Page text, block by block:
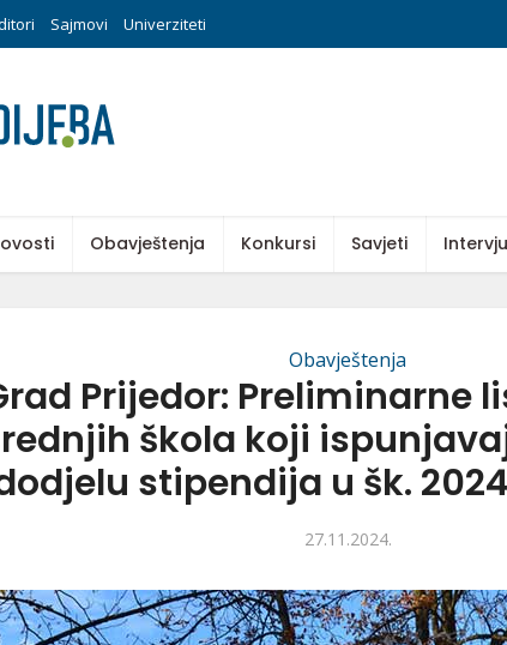
Sajmovi Univerziteti
Obavještenja Konkursi Savjeti
Obavještenja
Prijedor: Preliminarne
škola koji
stipendija u šk.
27.11.2024.